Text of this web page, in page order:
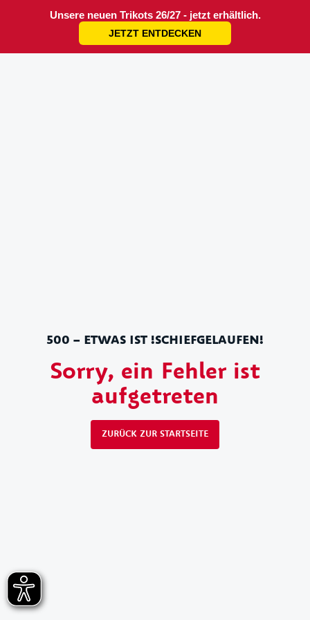
Unsere neuen Trikots 26/27 - jetzt erhältlich.
JETZT ENTDECKEN
500 – ETWAS IST !SCHIEFGELAUFEN!
Sorry, ein Fehler ist
aufgetreten
ZURÜCK ZUR STARTSEITE